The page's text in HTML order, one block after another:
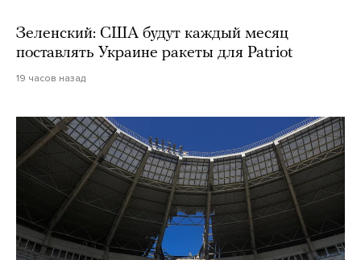
Зеленский: США будут каждый месяц
поставлять Украине ракеты для Patriot
19 часов назад